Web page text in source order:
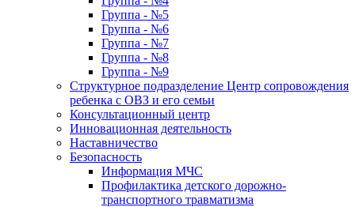
Группа - №5
Группа - №6
Группа - №7
Группа - №8
Группа - №9
Структурное подразделение Центр сопровождения
ребенка с ОВЗ и его семьи
Консультационный центр
Инновационная деятельность
Наставничество
Безопасность
Информация МЧС
Профилактика детского дорожно-
транспортного травматизма